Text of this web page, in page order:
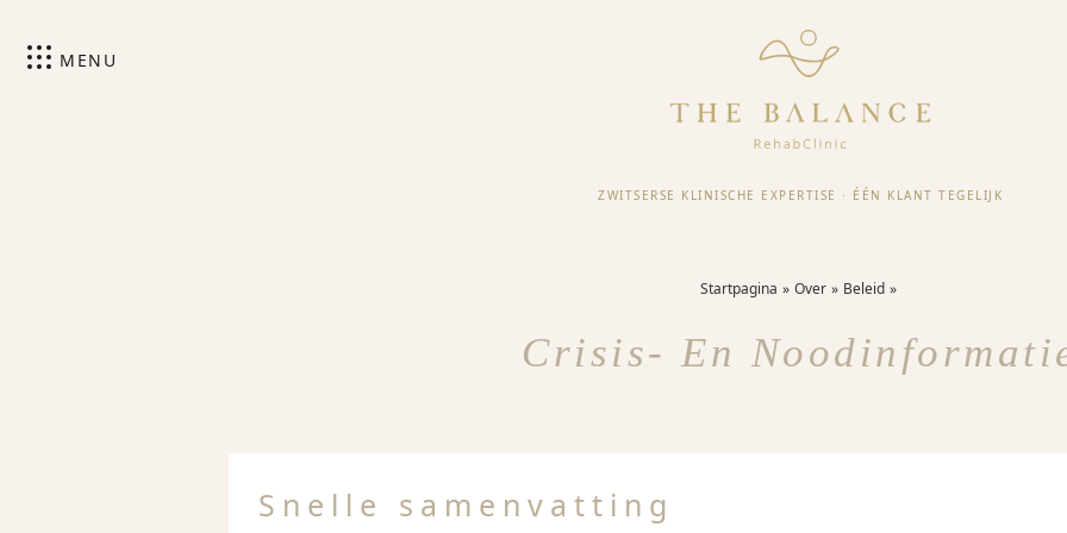
MENU
ZWITSERSE KLINISCHE EXPERTISE · ÉÉN KLANT TEGELIJK
Startpagina Over Beleid
Crisis- En
Snelle samenvatting